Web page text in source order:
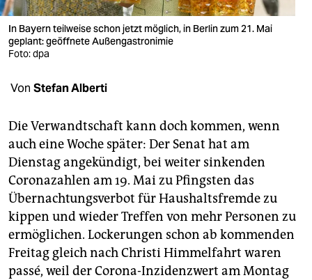
verlag
veranstaltungen
unterstützen
abo
genossenschaft
epaper login
In Bayern teilweise schon jetzt möglich, in Berlin zum 21. Mai
geplant: geöffnete Außengastronimie
Foto: dpa
Von Stefan Alberti
Die Verwandtschaft kann doch kommen, wenn
auch eine Woche später: Der Senat hat am
Dienstag angekündigt, bei weiter sinkenden
Coronazahlen am 19. Mai zu Pfingsten das
Übernachtungsverbot für Haushaltsfremde zu
kippen und wieder Treffen von mehr Personen zu
ermöglichen. Lockerungen schon ab kommenden
Freitag gleich nach Christi Himmelfahrt waren
passé, weil der Corona-Inzidenzwert am Montag